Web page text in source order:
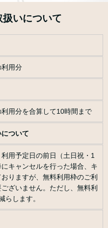
いについて
用分
用分を合算して10時間まで
ついて
用予定日の前日（土日祝・1
キャンセルを行った場合、キ
りますが、無料利用枠のご利
ざいません。ただし、無料利
らします。